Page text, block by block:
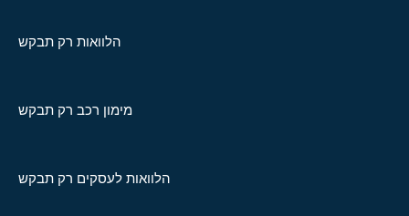
הלוואות רק תבקש
מימון רכב רק תבקש
הלוואות לעסקים רק תבקש